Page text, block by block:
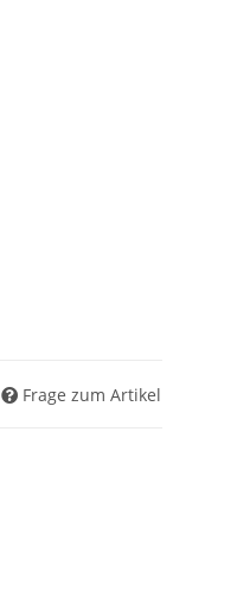
Frage zum Artikel